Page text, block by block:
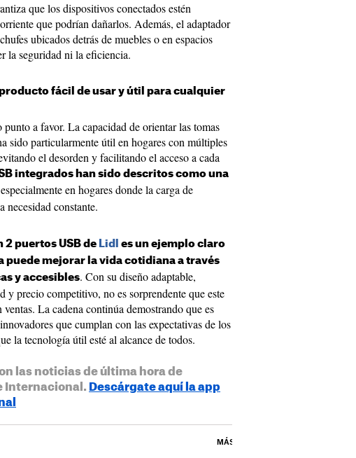
que los dispositivos conectados estén
que podrían dañarlos. Además, el adaptador
ubicados detrás de muebles o en espacios
la seguridad ni la eficiencia.
fácil de usar y útil para cualquier
a favor. La capacidad de orientar las tomas
sido particularmente útil en hogares con múltiples
el desorden y facilitando el acceso a cada
integrados han sido descritos como una
especialmente en hogares donde la carga de
necesidad constante.
2 puertos USB de Lidl
es un ejemplo claro
puede mejorar la vida cotidiana a través
y accesibles. Con su diseño adaptable,
y precio competitivo, no es sorprendente que este
La cadena continúa demostrando que es
que cumplan con las expectativas de los
la tecnología útil esté al alcance de todos.
las noticias de última hora de
Internacional. Descárgate aquí la app
MÁS